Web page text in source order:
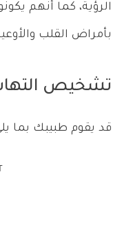
الرؤية، كما أنهم
بأمراض القلب
تشخيص
قد يقوم طبيبك بما